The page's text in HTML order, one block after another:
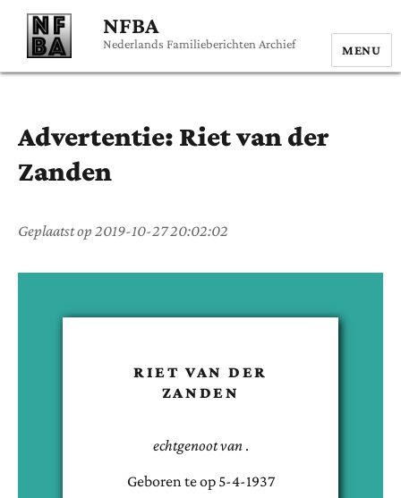
NFBA
Nederlands Familieberichten Archief MENU
Advertentie: Rietvan der
Zanden
Geplaatst op 2019-10-27 20:02:02
RIET VAN DER
ZANDEN
echtgenoot van .
Geboren teop 5-4-1937